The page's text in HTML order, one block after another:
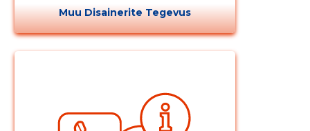
Muu Disainerite Tegevus